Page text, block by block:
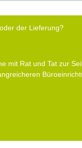
der Lieferung?
mit Rat und Tat zur